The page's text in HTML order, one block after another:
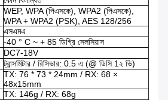
WEP, WPA (পিএসকে), WPA2 (পিএসকে),
WPA + WPA2 (PSK), AES 128/256
এসএমএ
-40 ° C ~ + 85 ডিগ্রি সেলসিয়াস
DC7-18V
ট্রান্সমিটার / রিসিভার: 0.5 এ (@ ডিসি 1২ ভি)
TX: 76 * 73 * 24mm / RX: 68 ×
48x15mm
TX: 146g / RX: 68g